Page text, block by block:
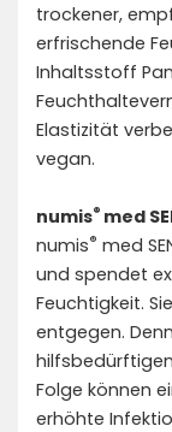
trockener,
erfrischende
Inhaltsstoff
Elastizität
vegan.
numis® med
numis® med
und spendet
Feuchtigkeit.
entgegen.
Folge können
erhöhte